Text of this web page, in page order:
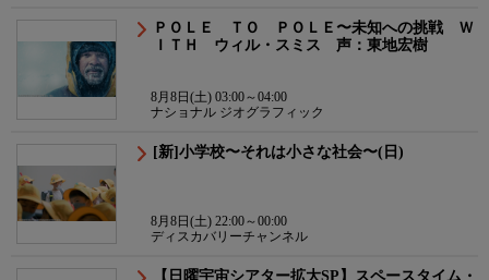
ＰＯＬＥ ＴＯ ＰＯＬＥ〜未知への挑戦 Ｗ
ＩＴＨ ウィル・スミス 声：東地宏樹
8月8日(土) 03:00～04:00
ナショナル ジオグラフィック
[新]小学校〜それは小さな社会〜(日)
8月8日(土) 22:00～00:00
ディスカバリーチャンネル
【日曜宇宙シアター拡大SP】スペースタイム・